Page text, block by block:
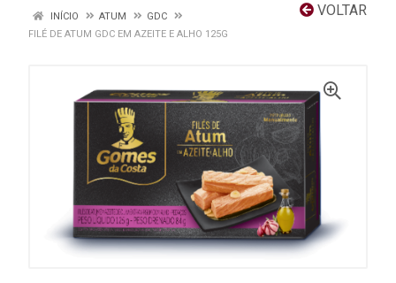
VOLTAR
INÍCIO ATUM
GDC
FILÉ DE ATUM GDC EM AZEITE E ALHO 125G